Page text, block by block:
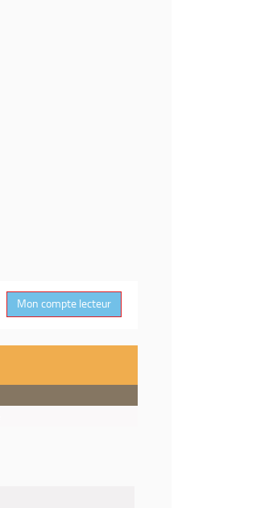
Mon compte lecteur